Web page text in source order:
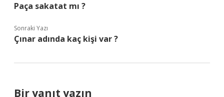
Paça sakatat mı ?
Sonraki Yazı
Çınar adında kaç kişi var ?
Bir yanıt yazın